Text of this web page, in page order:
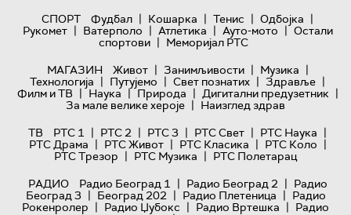
СПОРТ
Фудбал | Кошарка | Тенис | Одбојка |
Рукомет | Ватерполо | Атлетика | Ауто-мото | Остали
спортови | Меморијал РТС
МАГАЗИН
Живот | Занимљивости | Музика |
Технологијa | Путујемо | Свет познатих | Здравље |
Филм и ТВ | Наука | Природа | Дигитални предузетник |
За мале велике хероје | Наизглед здрав
ТВ
РТС 1 | РТС 2 | РТС 3 | РТС Свет | РТС Наука |
РТС Драма | РТС Живот | РТС Класика | РТС Коло |
РТС Трезор | РТС Музика | РТС Полетарац
РАДИО
Радио Београд 1 | Радио Београд 2 | Радио
Београд 3 | Београд 202 | Радио Плетеница | Радио
Рокенролер | Радио Џубокс | Радио Вртешка | Радио